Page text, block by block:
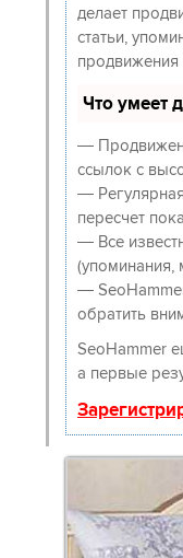
делает
статьи,
продвижения
Что умеет
—
ссылок с
—
пересчет
— Все
(упоминания,
—
обратить
SeoHammer
а первые